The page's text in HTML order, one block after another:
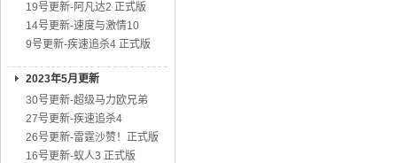
19号更新-阿凡达2 正式版
14号更新-速度与激情10
9号更新-疾速追杀4 正式版
2023年5月更新
30号更新-超级马力欧兄弟
27号更新-疾速追杀4
26号更新-雷霆沙赞！正式版
16号更新-蚁人3 正式版